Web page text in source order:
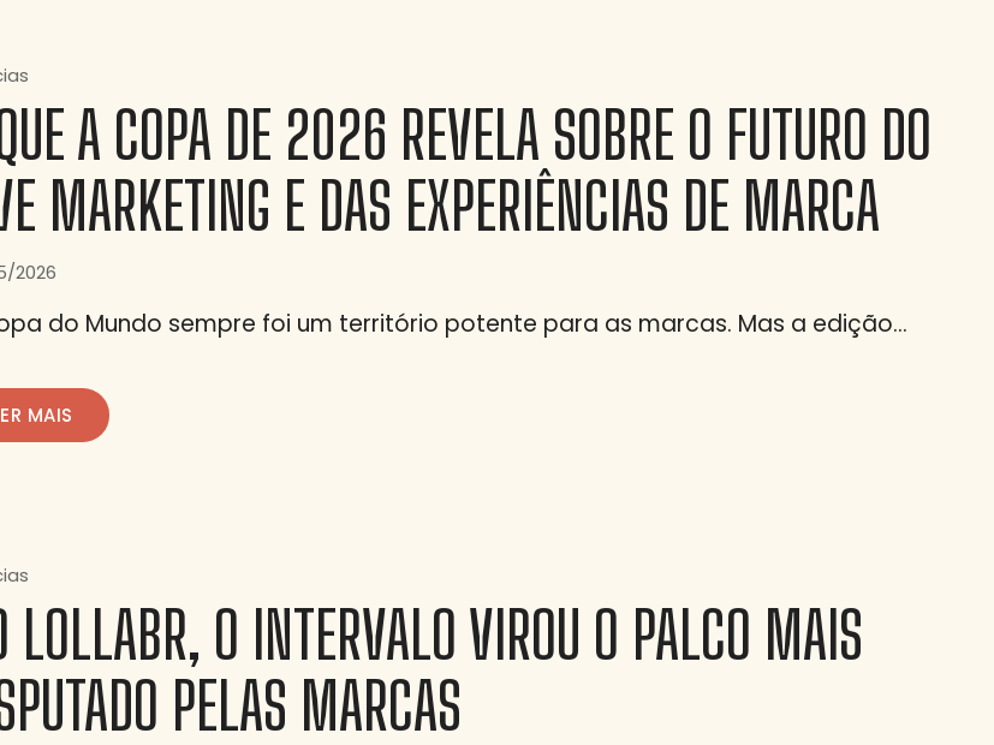
A COPA DE 2026 REVELA SOBRE O FUTURO DO
MARKETING E DAS EXPERIÊNCIAS DE MARCA
2026
do Mundo sempre foi um território potente para as marcas. Mas a edição…
MAIS
LOLLABR, O INTERVALO VIROU O PALCO MAIS
PELAS MARCAS